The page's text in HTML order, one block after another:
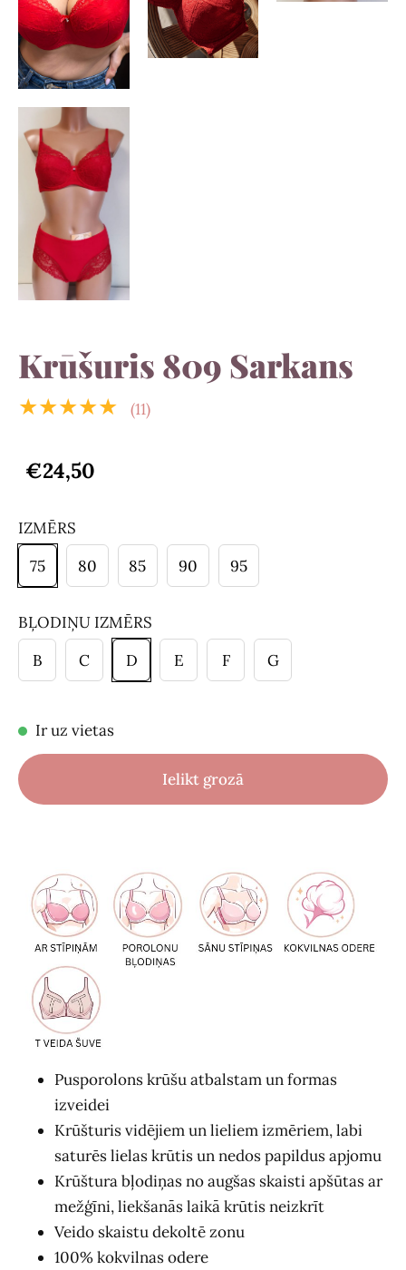
Krūšuris 809 Sarkans
★★★★★ (11)
€24,50
IZMĒRS
75
80 85 90 95
BĻODIŅU IZMĒRS
B
C D E F G
Ir uz vietas
Ielikt grozā
Pusporolons krūšu atbalstam un formas
izveidei
Krūšturis vidējiem un lieliem izmēriem, labi
saturēs lielas krūtis un nedos papildus apjomu
Krūštura bļodiņas no augšas skaisti apšūtas ar
mežģīni, liekšanās laikā krūtis neizkrīt
Veido skaistu dekoltē zonu
100% kokvilnas odere